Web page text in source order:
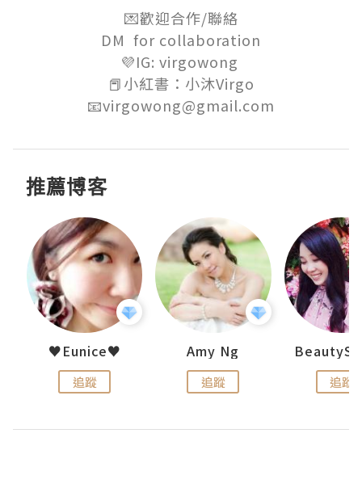
💌歡迎合作/聯絡
DM  for collaboration
💜IG: virgowong
📕小紅書：小沐Virgo
📧virgowong@gmail.com
推薦博客
♥Eunice♥
追蹤
Amy Ng
追蹤 追蹤